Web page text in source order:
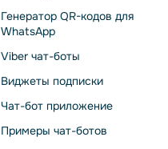
Генератор QR-кодов для
WhatsApp
Viber чат-боты
Виджеты подписки
Чат-бот приложение
Примеры чат-ботов